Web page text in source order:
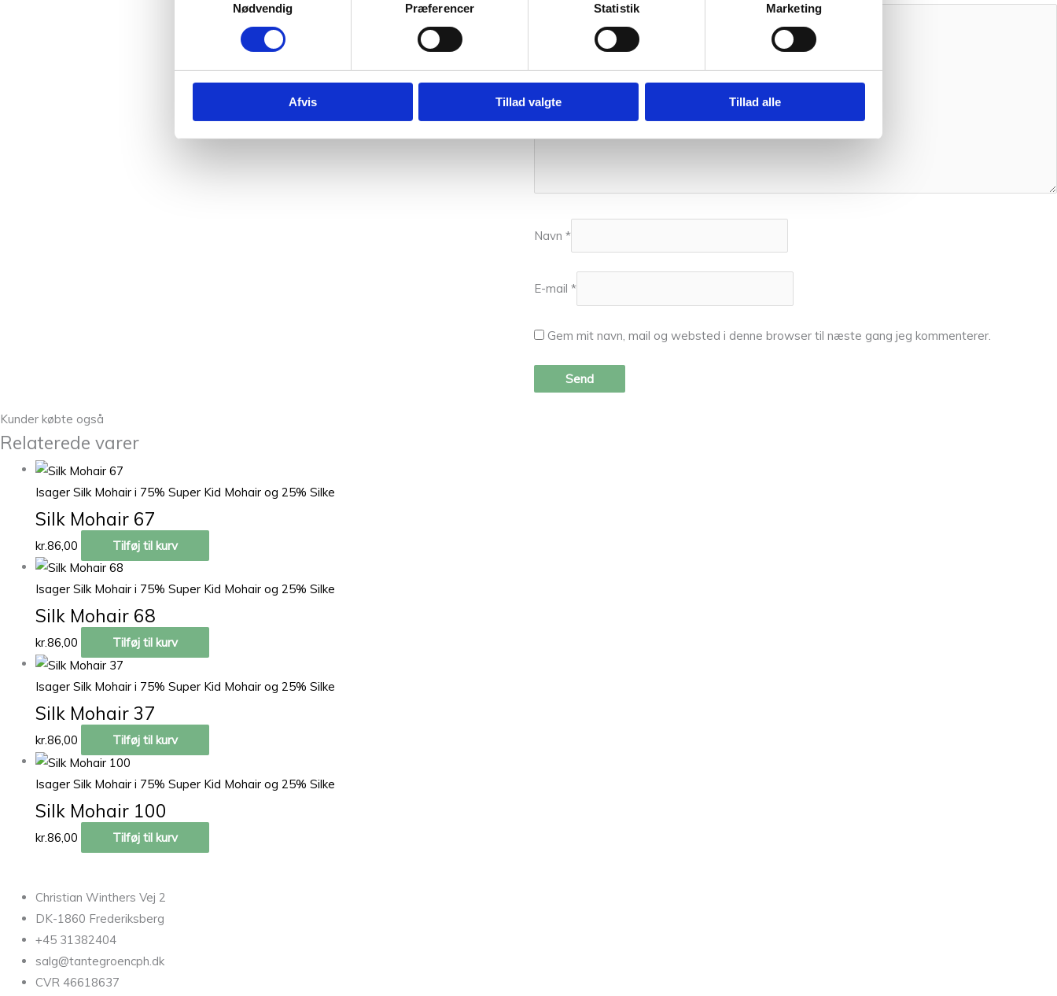
Nødvendig
Præferencer Statistik Marketing
Afvis Tillad valgte Tillad alle
Navn *
E-mail *
Gem mit navn, mail og websted i denne browser til næste gang jeg kommenterer.
Kunder købte også
Relaterede varer
Isager Silk Mohair i 75% Super Kid Mohair og 25% Silke
Silk Mohair 67
kr.86,00 Tilføj til kurv
Isager Silk Mohair i 75% Super Kid Mohair og 25% Silke
Silk Mohair 68
kr.86,00 Tilføj til kurv
Isager Silk Mohair i 75% Super Kid Mohair og 25% Silke
Silk Mohair 37
kr.86,00 Tilføj til kurv
Isager Silk Mohair i 75% Super Kid Mohair og 25% Silke
Silk Mohair 100
kr.86,00 Tilføj til kurv
Christian Winthers Vej 2
DK-1860 Frederiksberg
+45 31382404
salg@tantegroencph.dk
CVR 46618637